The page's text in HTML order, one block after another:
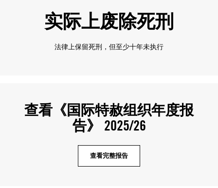
实际上废除死刑
法律上保留死刑，但至少十年未执行
查看《国际特赦组织年度报
告》 2025/26
查看完整报告